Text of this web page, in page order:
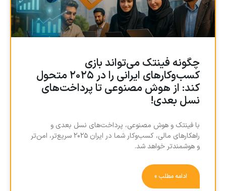
چگونه فینتک می‌تواند بازی
کسب‌وکارهای ایرانی را در ۲۰۲۵ متحول
کند: از هوش مصنوعی تا پرداخت‌های
نسل بعدی!
با فینتک و هوش مصنوعی، پرداخت‌های نسل بعدی و
راهکارهای مالی، کسب‌وکار شما در ایران ۲۰۲۵ سریع‌تر، امن‌تر
و هوشمندتر خواهد شد.
ادامه مطلب »